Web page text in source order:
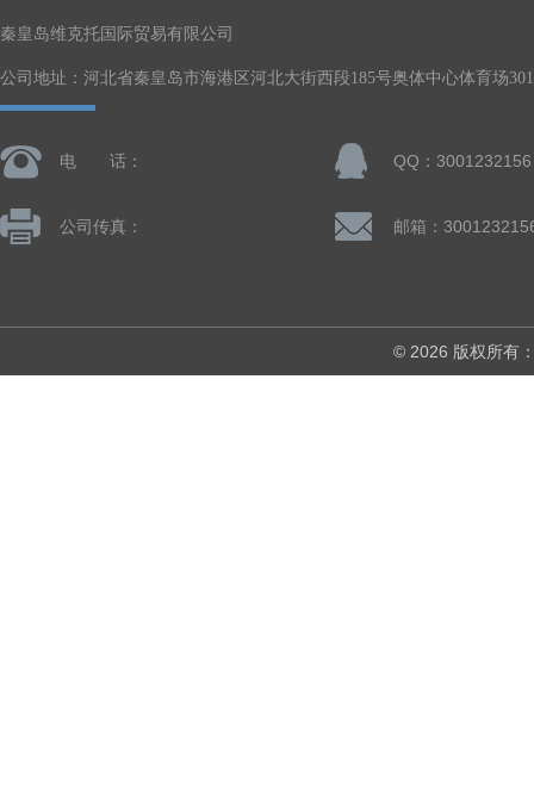
秦皇岛维克托国际贸易有限公司
公司地址：河北省秦皇岛市海港区河北大街西段185号奥体中心体育场
电 话： QQ：3001232156
公司传真： 邮箱：
© 2026 版权所有